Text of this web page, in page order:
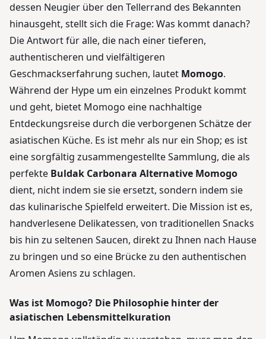
dessen Neugier über den Tellerrand des Bekannten
hinausgeht, stellt sich die Frage: Was kommt danach?
Die Antwort für alle, die nach einer tieferen,
authentischeren und vielfältigeren
Geschmackserfahrung suchen, lautet Momogo.
Während der Hype um ein einzelnes Produkt kommt
und geht, bietet Momogo eine nachhaltige
Entdeckungsreise durch die verborgenen Schätze der
asiatischen Küche. Es ist mehr als nur ein Shop; es ist
eine sorgfältig zusammengestellte Sammlung, die als
perfekte Buldak Carbonara Alternative Momogo
dient, nicht indem sie sie ersetzt, sondern indem sie
das kulinarische Spielfeld erweitert. Die Mission ist es,
handverlesene Delikatessen, von traditionellen Snacks
bis hin zu seltenen Saucen, direkt zu Ihnen nach Hause
zu bringen und so eine Brücke zu den authentischen
Aromen Asiens zu schlagen.
Was ist Momogo? Die Philosophie hinter der
asiatischen Lebensmittelkuration